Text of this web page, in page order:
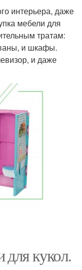
интерьера, даже
мебели для
тратам:
и шкафы.
и даже
кукол.